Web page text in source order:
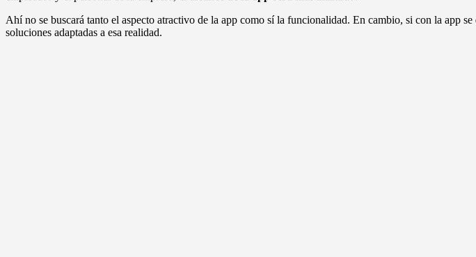
Ahí no se buscará tanto el aspecto atractivo de la app como sí la funcionalidad. En cambio, si con la app se
soluciones adaptadas a esa realidad.